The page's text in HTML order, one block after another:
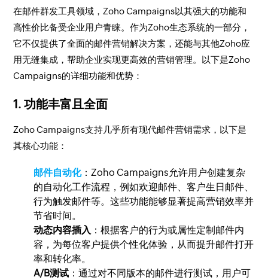
在邮件群发工具领域，Zoho Campaigns以其强大的功能和
高性价比备受企业用户青睐。作为Zoho生态系统的一部分，
它不仅提供了全面的邮件营销解决方案，还能与其他Zoho应
用无缝集成，帮助企业实现更高效的营销管理。以下是Zoho
Campaigns的详细功能和优势：
1.功能丰富且全面
Zoho Campaigns支持几乎所有现代邮件营销需求，以下是
其核心功能：
邮件自动化：Zoho Campaigns允许用户创建复杂
的自动化工作流程，例如欢迎邮件、客户生日邮件、
行为触发邮件等。这些功能能够显著提高营销效率并
节省时间。
动态内容插入 ：根据客户的行为或属性定制邮件内
容，为每位客户提供个性化体验，从而提升邮件打开
率和转化率。
A/B测试 ：通过对不同版本的邮件进行测试，用户可